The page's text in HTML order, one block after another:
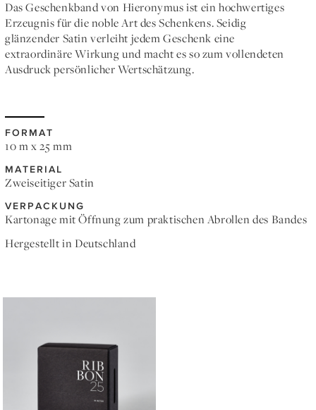
Das Geschenkband von Hieronymus ist ein hochwertiges
Erzeugnis für die noble Art des Schenkens. Seidig
glänzender Satin verleiht jedem Geschenk eine
extraordinäre Wirkung und macht es so zum vollendeten
Ausdruck persönlicher Wertschätzung.
FORMAT
10 m x 25 mm
MATERIAL
Zweiseitiger Satin
VERPACKUNG
Kartonage mit Öffnung zum praktischen Abrollen des Bandes
Hergestellt in Deutschland